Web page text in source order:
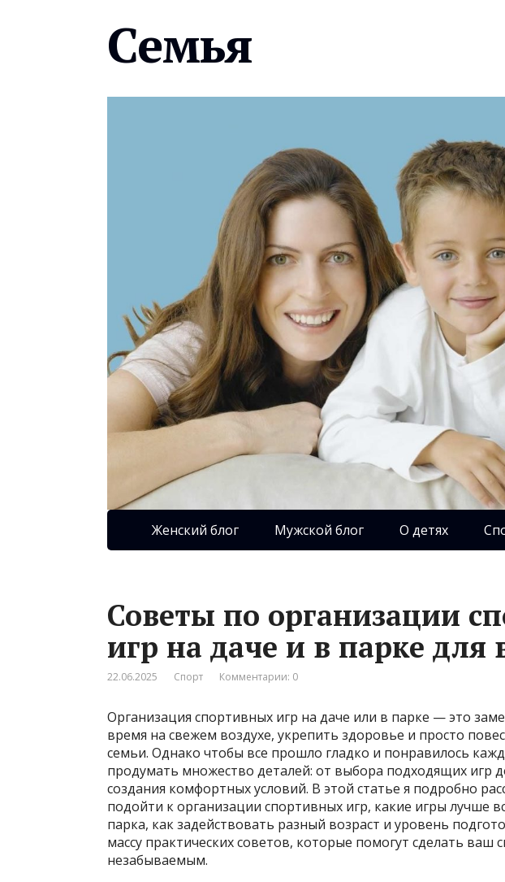
Семья
Женский блог Мужской блог О детях
Советы по организации
игр на даче и в парке для
22.06.2025 Спорт Комментарии: 0
Организация спортивных игр на даче или в парке — это
время на свежем воздухе, укрепить здоровье и просто
семьи. Однако чтобы все прошло гладко и понравилось
продумать множество деталей: от выбора подходящих игр
создания комфортных условий. В этой статье я подробно
подойти к организации спортивных игр, какие игры лучше
парка, как задействовать разный возраст и уровень
массу практических советов, которые помогут сделать ваш
незабываемым.